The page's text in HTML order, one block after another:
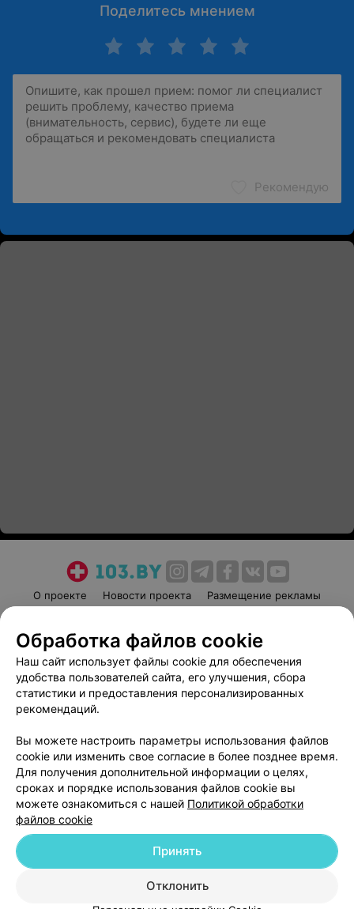
Поделитесь мнением
Рекомендую
О проекте Новости проекта
Размещение рекламы
Пользовательское соглашение
Способы оплаты
Вакансии
Партнеры
Написать руководителю 103.by
Обработка персональных данных
© 2026 ООО «Артокс Лаб», УНП 191700409
| 220012, Республика Беларусь,
Служба поддержки +375 291212755
Обработка файлов cookie
Наш сайт использует файлы cookie для обеспечения
удобства пользователей сайта, его улучшения, сбора
статистики и предоставления персонализированных
рекомендаций.
Вы можете настроить параметры использования файлов
cookie или изменить свое согласие в более позднее время.
Для получения дополнительной информации о целях,
сроках и порядке использования файлов cookie вы
можете ознакомиться с нашей Политикой обработки
файлов cookie
Отклонить
Принять